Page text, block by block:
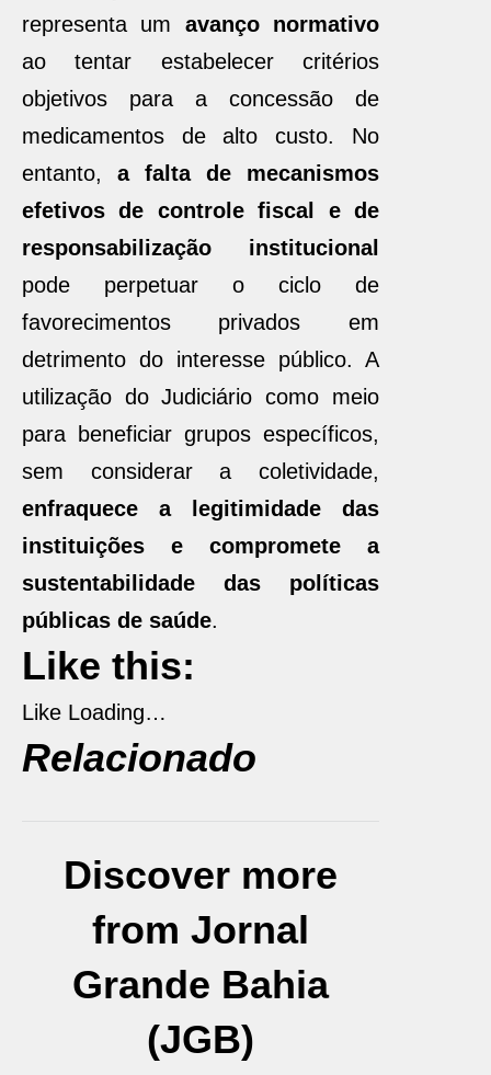
representa um avanço normativo
ao tentar estabelecer critérios
objetivos para a concessão de
medicamentos de alto custo. No
entanto, a falta de mecanismos
efetivos de controle fiscal e de
responsabilização institucional
pode perpetuar o ciclo de
favorecimentos privados em
detrimento do interesse público. A
utilização do Judiciário como meio
para beneficiar grupos específicos,
sem considerar a coletividade,
enfraquece a legitimidade das
instituições e compromete a
sustentabilidade das políticas
públicas de saúde.
Like this:
Like Loading…
Relacionado
Discover more
from Jornal
Grande Bahia
(JGB)